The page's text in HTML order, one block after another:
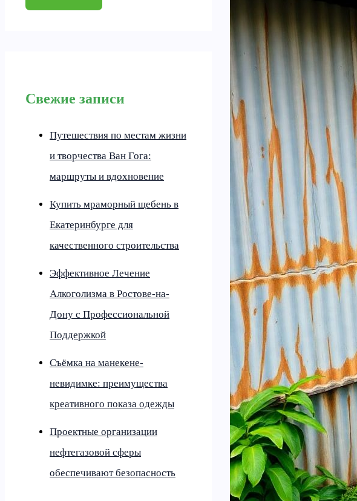
Свежие записи
Путешествия по местам жизни
и творчества Ван Гога:
маршруты и вдохновение
Купить мраморный щебень в
Екатеринбурге для
качественного строительства
Эффективное Лечение
Алкоголизма в Ростове-на-
Дону с Профессиональной
Поддержкой
Съёмка на манекене-
невидимке: преимущества
креативного показа одежды
Проектные организации
нефтегазовой сферы
обеспечивают безопасность